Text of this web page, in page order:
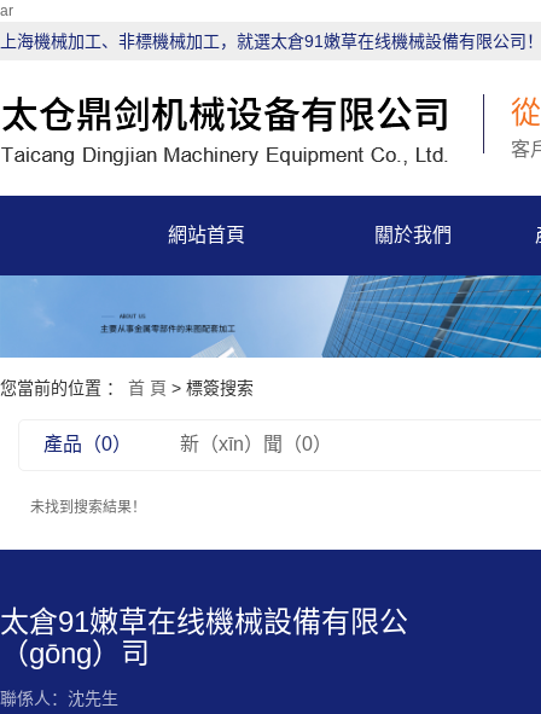
ar
上海機械加工、非標機械加工，就選太倉91嫩草在线機械設備有限公司
客
網站首頁 關於我們
您當前的位置 ： 首 頁 > 標簽搜索
產品（0） 新（xīn）聞（0）
未找到搜索結果！
太倉91嫩草在线機械設備有限公
（gōng）司
聯係人：沈先生